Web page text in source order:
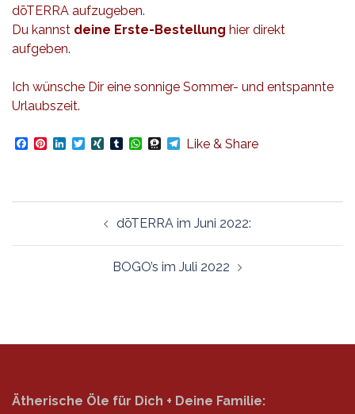
dōTERRA aufzugeben.
Du kannst deine Erste-Bestellung hier direkt
aufgeben.
Ich wünsche Dir eine sonnige Sommer- und entspannte
Urlaubszeit.
Facebook
Pinterest
LinkedIn
TwitterXINGTumblrWhatsApp
Threema
Telegram
Like & Share
dōTERRA im Juni 2022:
BOGO’s im Juli 2022
Ätherische Öle für Dich + Deine Familie: